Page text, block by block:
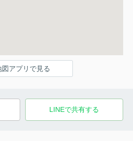
図アプリで見る
LINEで共有する